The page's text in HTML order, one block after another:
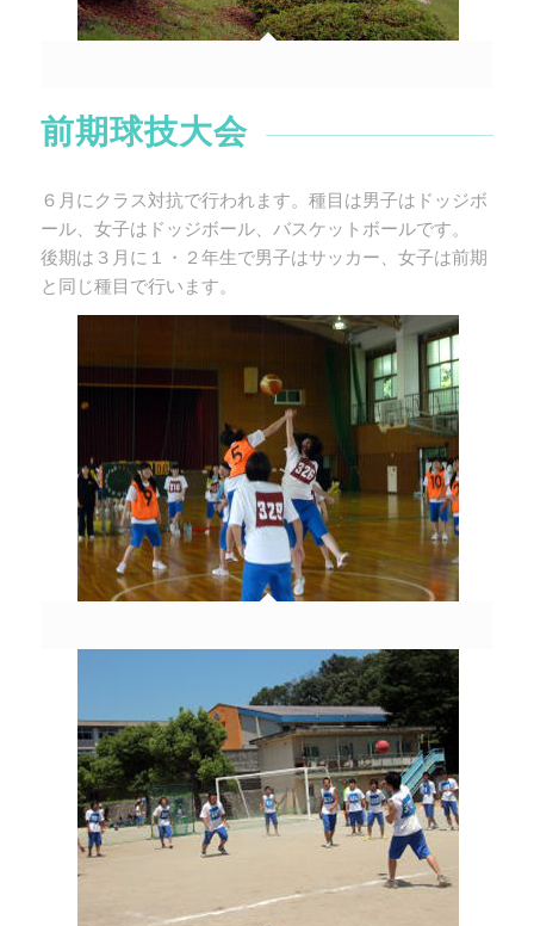
前期球技大会
６月にクラス対抗で行われます。種目は男子はドッジボ
ール、女子はドッジボール、バスケットボールです。
後期は３月に１・２年生で男子はサッカー、女子は前期
と同じ種目で行います。